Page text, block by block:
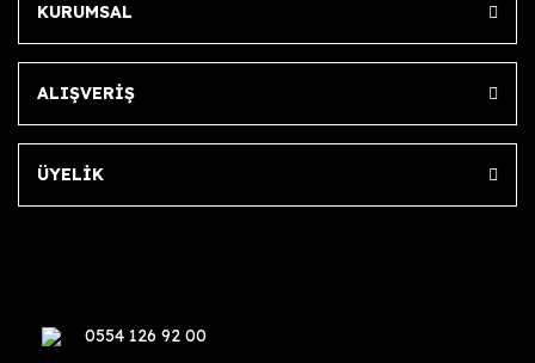
KURUMSAL
ALIŞVERİŞ
ÜYELİK
0554 126 92 00